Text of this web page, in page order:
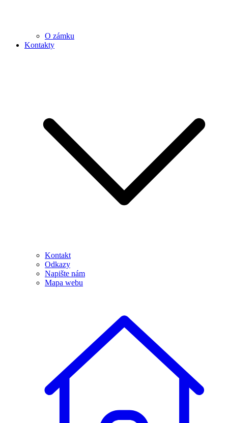
O zámku
Kontakty
Kontakt
Odkazy
Napište nám
Mapa webu